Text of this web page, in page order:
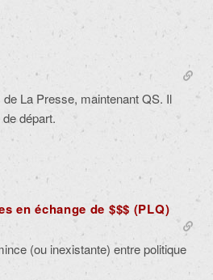
de La Presse, maintenant QS. Il
départ.
en échange de $$$ (PLQ)
(ou inexistante) entre politique